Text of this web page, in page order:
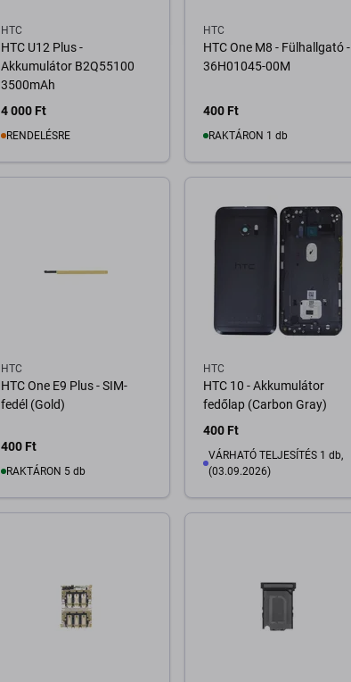
HTC
HTC U12 Plus -
Akkumulátor B2Q55100
3500mAh
4 000 Ft
RENDELÉSRE
HTC
HTC One M8 - Fülhallgató -
36H01045-00M
400 Ft
RAKTÁRON 1 db
HTC
HTC One E9 Plus - SIM-
fedél (Gold)
400 Ft
RAKTÁRON 5 db
HTC
HTC 10 - Akkumulátor
fedőlap (Carbon Gray)
400 Ft
VÁRHATÓ TELJESÍTÉS 1 db,
(03.09.2026)